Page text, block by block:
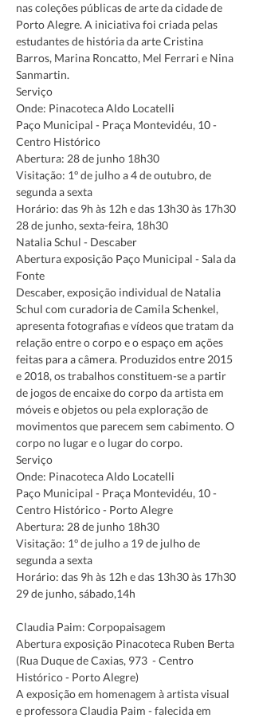
nas coleções públicas de arte da cidade de
Porto Alegre. A iniciativa foi criada pelas
estudantes de história da arte Cristina
Barros, Marina Roncatto, Mel Ferrari e Nina
Sanmartin.
Serviço
Onde: Pinacoteca Aldo Locatelli
Paço Municipal - Praça Montevidéu, 10 -
Centro Histórico
Abertura: 28 de junho 18h30
Visitação: 1º de julho a 4 de outubro, de
segunda a sexta
Horário: das 9h às 12h e das 13h30 às 17h30
28 de junho, sexta-feira, 18h30
Natalia Schul - Descaber
Abertura exposição Paço Municipal - Sala da
Fonte
Descaber, exposição individual de Natalia
Schul com curadoria de Camila Schenkel,
apresenta fotografias e vídeos que tratam da
relação entre o corpo e o espaço em ações
feitas para a câmera. Produzidos entre 2015
e 2018, os trabalhos constituem-se a partir
de jogos de encaixe do corpo da artista em
móveis e objetos ou pela exploração de
movimentos que parecem sem cabimento. O
corpo no lugar e o lugar do corpo.
Serviço
Onde: Pinacoteca Aldo Locatelli
Paço Municipal - Praça Montevidéu, 10 -
Centro Histórico - Porto Alegre
Abertura: 28 de junho 18h30
Visitação: 1º de julho a 19 de julho de
segunda a sexta
Horário: das 9h às 12h e das 13h30 às 17h30
Claudia Paim: Corpopaisagem
Abertura exposição Pinacoteca Ruben Berta
(Rua Duque de Caxias, 973  - Centro
Histórico - Porto Alegre)
A exposição em homenagem à artista visual
e professora Claudia Paim - falecida em